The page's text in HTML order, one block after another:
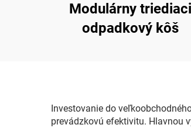
Modulárny triediaci
odpadkový kôš
Investovanie do
prevádzkovú efektivitu. Hlavnou